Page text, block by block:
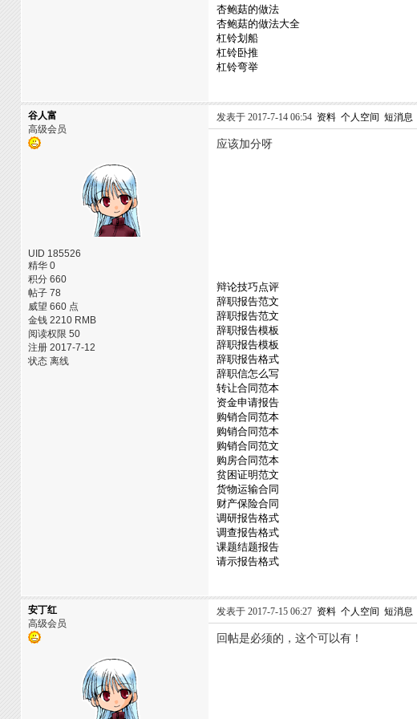
杏鲍菇的做法
杏鲍菇的做法大全
杠铃划船
杠铃卧推
杠铃弯举
谷人富
高级会员
UID 185526
精华 0
积分 660
帖子 78
威望 660 点
金钱 2210 RMB
阅读权限 50
注册 2017-7-12
状态 离线
发表于 2017-7-14 06:54 资料 个人空间 短消息
应该加分呀
辩论技巧点评
辞职报告范文
辞职报告范文
辞职报告模板
辞职报告模板
辞职报告格式
辞职信怎么写
转让合同范本
资金申请报告
购销合同范本
购销合同范本
购销合同范文
购房合同范本
贫困证明范文
货物运输合同
财产保险合同
调研报告格式
调查报告格式
课题结题报告
请示报告格式
安丁红
高级会员
发表于 2017-7-15 06:27 资料 个人空间 短消息
回帖是必须的，这个可以有！